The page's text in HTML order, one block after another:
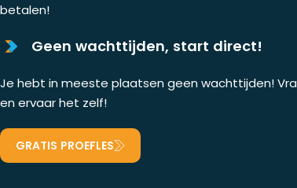
betalen!
Geen wachttijden, start direct!
Je hebt in meeste plaatsen geen wachttijden!
en ervaar het zelf!
GRATIS PROEFLES